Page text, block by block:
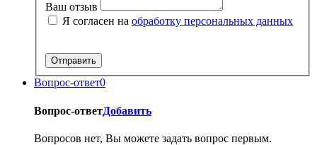
Ваш отзыв
Я согласен на обработку персональных данных
Вопрос-ответ0
Вопрос-ответДобавить
Вопросов нет, Вы можете задать вопрос первым.